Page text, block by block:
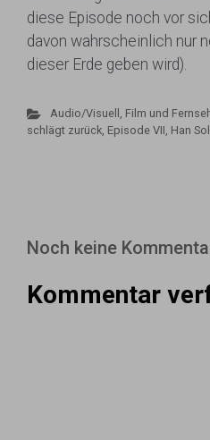
diese Episode noch vor
davon wahrscheinlich nur
dieser Erde geben wird).
Audio/Visuell , Film und
schlägt zurück, Episode VII, Han
Noch keine
Kommentar